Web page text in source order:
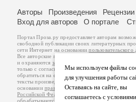
Мы используем файлы
для улучшения работы
Оставаясь на сайте, вы
соглашаетесь с условиями
Авторы Произведения Рецензии
Вход для авторов
О портале
Портал Проза.ру предоставляет авторам
свободной публикации своих литературных
сети Интернет на основаниипользовательского
Все авторские права на произведения
и охраняются законом
. Перепечатка
только с согласия его автора, к которому вы
обратиться на его авторской странице.
тексты произведений авторы несут
основанииправил публикациии
Российской Федерации
обрабатываются на основанииПолитики